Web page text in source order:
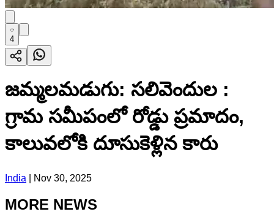
4
జమ్మలమడుగు: సలివెందుల :
గ్రామ సమీపంలో రోడ్డు ప్రమాదం,
కాలువలోకి దూసుకెళ్లిన కారు
India Nov 30, 2025
MORE NEWS